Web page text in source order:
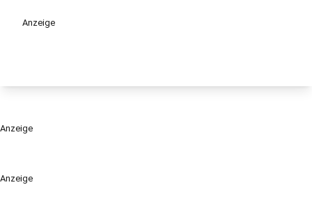
Anzeige
Anzeige
Anzeige